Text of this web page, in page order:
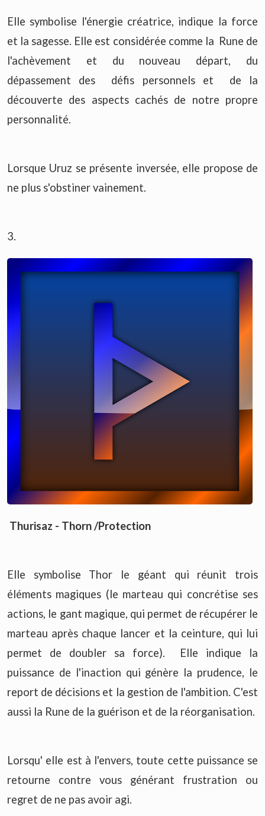
Elle symbolise l'énergie créatrice, indique la force
et la sagesse. Elle est considérée comme la Rune de
l'achèvement et du nouveau départ, du
dépassement des défis personnels et de la
découverte des aspects cachés de notre propre
personnalité.
Lorsque Uruz se présente inversée, elle propose de
ne plus s'obstiner vainement.
3.
Thurisaz - Thorn /Protection
Elle symbolise Thor le géant qui réunit trois
éléments magiques (le marteau qui concrétise ses
actions, le gant magique, qui permet de récupérer le
marteau après chaque lancer et la ceinture, qui lui
permet de doubler sa force). Elle indique la
puissance de l'inaction qui génère la prudence, le
report de décisions et la gestion de l'ambition. C'est
aussi la Rune de la guérison et de la réorganisation.
Lorsqu' elle est à l'envers, toute cette puissance se
retourne contre vous générant frustration ou
regret de ne pas avoir agi.